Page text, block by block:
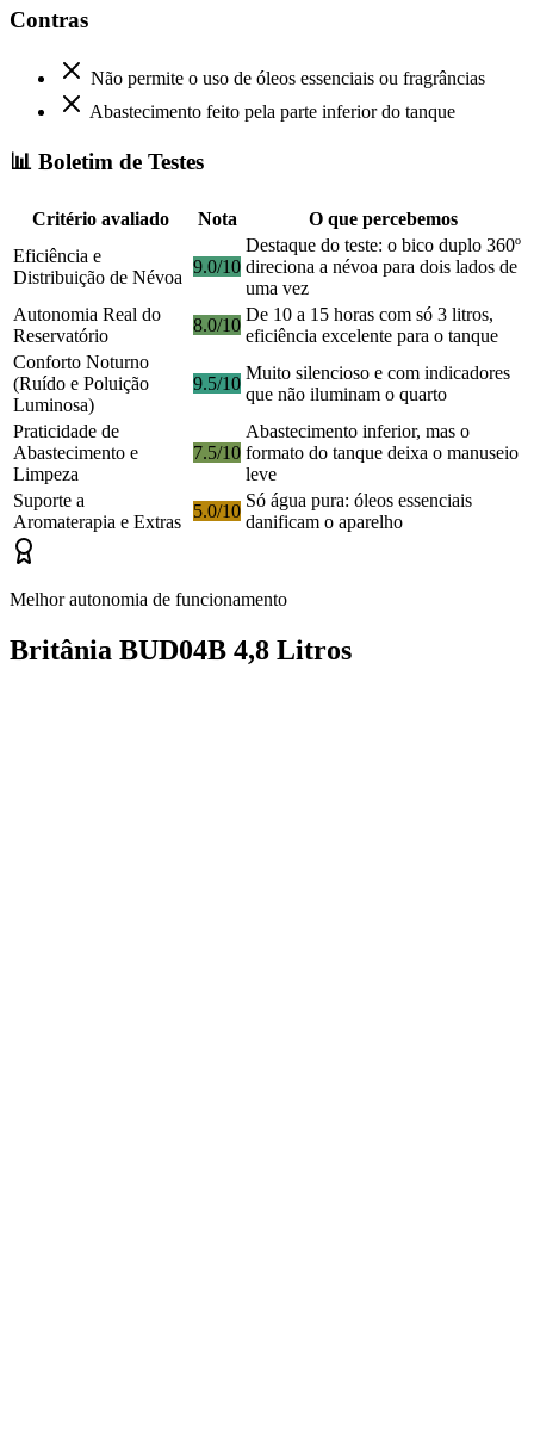
Contras
Não permite o uso de óleos essenciais ou fragrâncias
Abastecimento feito pela parte inferior do tanque
📊 Boletim de Testes
Critério avaliado Nota
O que percebemos
Eficiência e
Distribuição de Névoa
9.0/10
Destaque do teste: o bico duplo 360º
direciona a névoa para dois lados de
uma vez
Autonomia Real do
Reservatório
8.0/10
De 10 a 15 horas com só 3 litros,
eficiência excelente para o tanque
Conforto Noturno
(Ruído e Poluição
Luminosa)
9.5/10
Muito silencioso e com indicadores
que não iluminam o quarto
Praticidade de
Abastecimento e
Limpeza
7.5/10
Abastecimento inferior, mas o
formato do tanque deixa o manuseio
leve
Suporte a
Aromaterapia e Extras
5.0/10
Só água pura: óleos essenciais
danificam o aparelho
Melhor autonomia de funcionamento
Britânia BUD04B 4,8 Litros